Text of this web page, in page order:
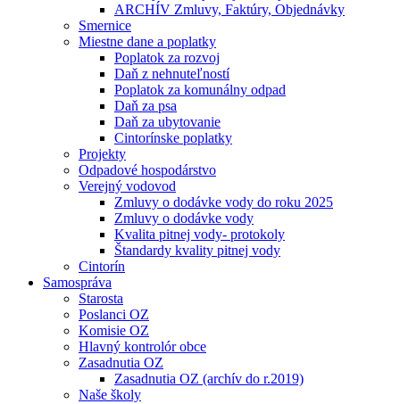
ARCHÍV Zmluvy, Faktúry, Objednávky
Smernice
Miestne dane a poplatky
Poplatok za rozvoj
Daň z nehnuteľností
Poplatok za komunálny odpad
Daň za psa
Daň za ubytovanie
Cintorínske poplatky
Projekty
Odpadové hospodárstvo
Verejný vodovod
Zmluvy o dodávke vody do roku 2025
Zmluvy o dodávke vody
Kvalita pitnej vody- protokoly
Štandardy kvality pitnej vody
Cintorín
Samospráva
Starosta
Poslanci OZ
Komisie OZ
Hlavný kontrolór obce
Zasadnutia OZ
Zasadnutia OZ (archív do r.2019)
Naše školy